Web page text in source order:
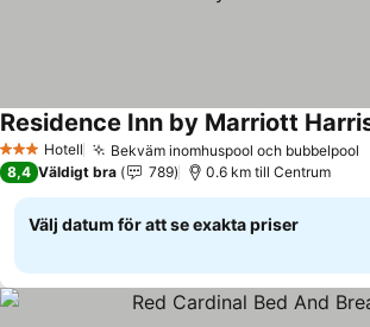
3 StjärnorHotell Bekväm inomhuspool och bubbelpool
Residence Inn by Marriott
8,4 Väldigt bra 789 0.6 km till Centrum
Välj datum för att se exakta priser